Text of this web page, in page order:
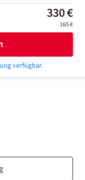
330 €
165 €
verfügbar.